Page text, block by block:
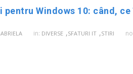
Windows 10: când,
in: DIVERSE ,SFATURI IT ,STIRI